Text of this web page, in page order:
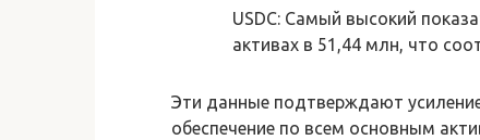
USDC: Самый высокий
активах в 51,44 млн, что
Эти данные подтверждают
обеспечение по всем основным